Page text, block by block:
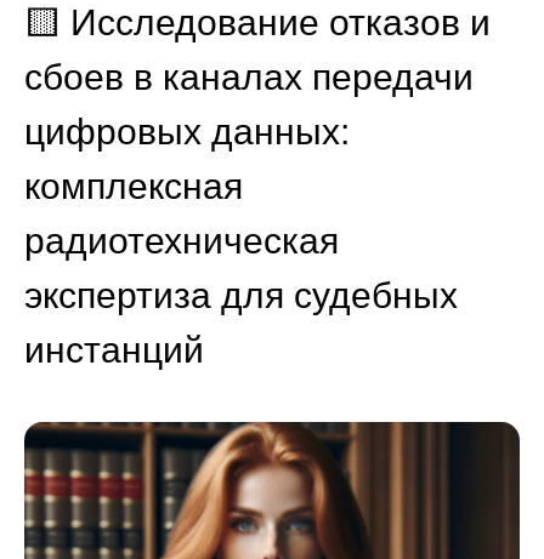
🟨 Исследование отказов и
сбоев в каналах передачи
цифровых данных:
комплексная
радиотехническая
экспертиза для судебных
инстанций